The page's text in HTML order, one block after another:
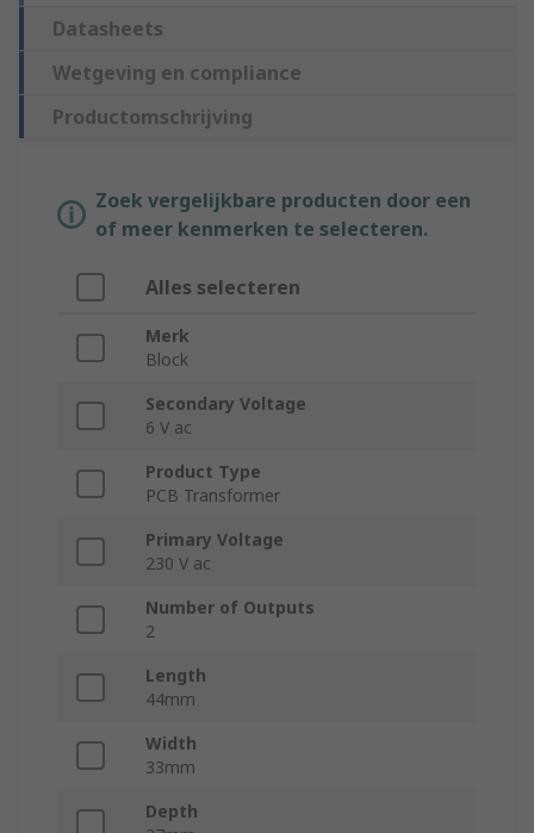
Datasheets
Wetgeving en compliance
Productomschrijving
Zoek vergelijkbare producten door een
of meer kenmerken te selecteren.
Alles selecteren
Merk
Block
Secondary Voltage
6 V ac
Product Type
PCB Transformer
Primary Voltage
230 V ac
Number of Outputs
2
Length
44mm
Width
33mm
Depth